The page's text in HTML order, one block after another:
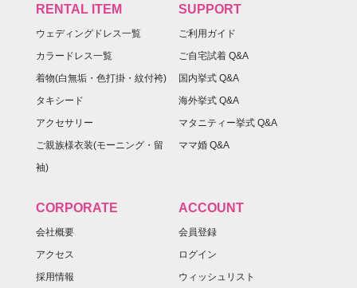
RENTAL ITEM
ウェディングドレス一覧
カラードレス一覧
着物(白無垢・色打掛・紋付袴)
タキシード
アクセサリー
ご親族様衣装(モーニング・留
袖)
SUPPORT
ご利用ガイド
ご自宅試着 Q&A
国内挙式 Q&A
海外挙式 Q&A
マタニティー挙式 Q&A
ママ婚 Q&A
CORPORATE
会社概要
アクセス
採用情報
ACCOUNT
会員登録
ログイン
ウィッシュリスト